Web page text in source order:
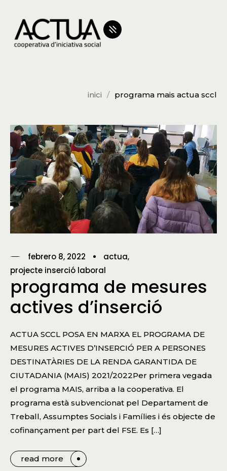
inici programa mais actua sccl
febrero 8, 2022
actua
projecte inserció laboral
programa de mesures
actives d’inserció
ACTUA SCCL POSA EN MARXA EL PROGRAMA DE
MESURES ACTIVES D’INSERCIÓ PER A PERSONES
DESTINATÀRIES DE LA RENDA GARANTIDA DE
CIUTADANIA (MAIS) 2021/2022Per primera vegada
el programa MAIS, arriba a la cooperativa. El
programa està subvencionat pel Departament de
Treball, Assumptes Socials i Famílies i és objecte de
cofinançament per part del FSE. Es […]
read more